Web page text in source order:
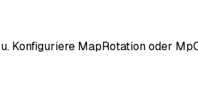
Konfiguriere MapRotation oder